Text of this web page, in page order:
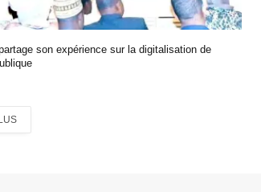
son expérience sur la digitalisation de